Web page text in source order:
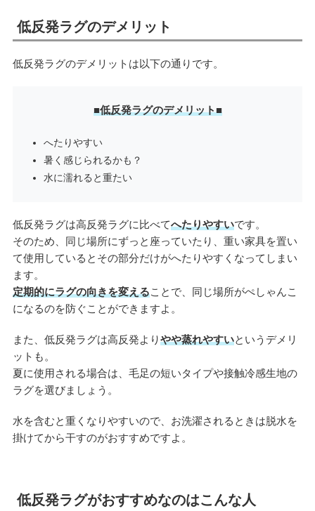
低反発ラグのデメリット
低反発ラグのデメリットは以下の通りです。
■低反発ラグのデメリット■
へたりやすい
暑く感じられるかも？
水に濡れると重たい
低反発ラグは高反発ラグに比べてへたりやすいです。
そのため、同じ場所にずっと座っていたり、重い家具を置い
て使用しているとその部分だけがへたりやすくなってしまい
ます。
定期的にラグの向きを変えることで、同じ場所がぺしゃんこ
になるのを防ぐことができますよ。
また、低反発ラグは高反発よりやや蒸れやすいというデメリ
ットも。
夏に使用される場合は、毛足の短いタイプや接触冷感生地の
ラグを選びましょう。
水を含むと重くなりやすいので、お洗濯されるときは脱水を
掛けてから干すのがおすすめですよ。
低反発ラグがおすすめなのはこんな人